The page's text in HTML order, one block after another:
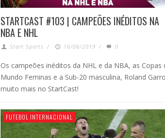
STARTCAST #103 | CAMPEÕES INÉDITOS NA
NBA E NHL
Start Sports / 16/06/2019 / 0
Os campeões inéditos da NHL e da NBA, as Copas
Mundo Feminas e a Sub-20 masculina, Roland
muito mais no StartCast!
FUTEBOL INTERNACIONAL